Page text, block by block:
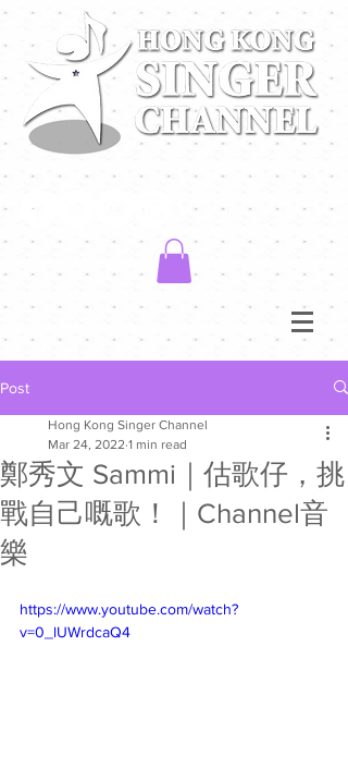
Post
鄭秀文 Sammi｜估歌仔，挑
戰自己嘅歌！｜Channel音
樂
Hong Kong Singer Channel
Mar 24, 2022 1 min read
https://www.youtube.com/watch?
v=0_lUWrdcaQ4